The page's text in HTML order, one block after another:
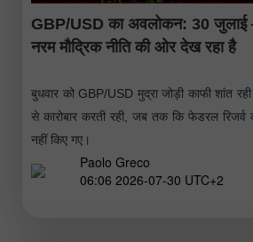
GBP/USD का अवलोकन: 30
नरम मौद्रिक नीति की ओर देख रहा है
बुधवार को GBP/USD मुद्रा जोड़ी काफी शांत
से कारोबार करती रही, जब तक कि फेडरल रिजर्व
नहीं किए गए।
Paolo Greco
06:06 2026-07-30 UTC+2